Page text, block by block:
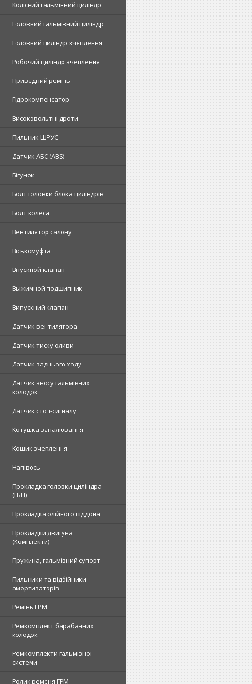
Колісний гальмівний циліндр
Головний гальмівний циліндр
Головний циліндр зчеплення
Робочий циліндр зчеплення
Приводний ремінь
Гідрокомпенсатор
Високовольтні дроти
Пильник ШРУС
Датчик АБС (ABS)
Бігунок
Болт головки блока циліндрів
Болт колеса
Вентилятор салону
Віськомуфта
Впускной клапан
Выжимной подшипник
Випускний клапан
Датчик вентилятора
Датчик тиску оливи
Датчик заднього ходу
Датчик зносу гальмівних
колодок
Датчик стоп-сигналу
Котушка запалювання
Кошик зчеплення
Напівось
Прокладка головки циліндра
(ГБЦ)
Прокладка олійного піддона
Прокладки двигуна
(Комплекти)
Пружина, гальмівний супорт
Пильники та відбійники
амортизаторів
Ремінь ГРМ
Ремкомплект барабанних
колодок
Ремкомплекти гальмівної
системи
Ролик ременя ГРМ